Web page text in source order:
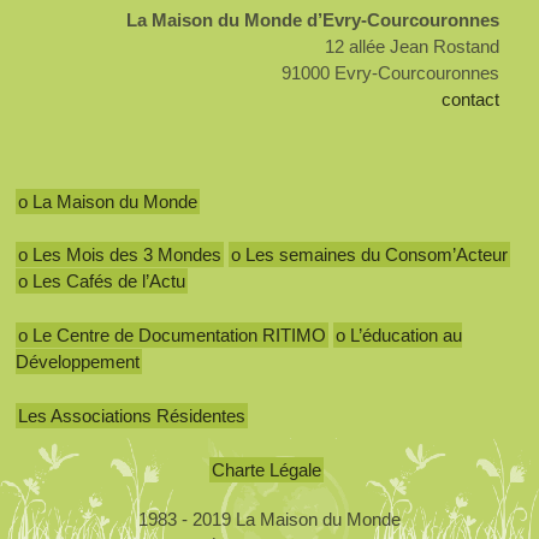
La Maison du Monde d’Evry-Courcouronnes
12 allée Jean Rostand
91000 Evry-Courcouronnes
contact
o La Maison du Monde
o Les Mois des 3 Mondes o Les semaines du Consom’Acteur
o Les Cafés de l’Actu
o Le Centre de Documentation RITIMO o L’éducation au
Développement
Les Associations Résidentes
Charte Légale
1983 - 2019 La Maison du Monde